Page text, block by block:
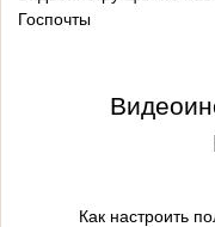
Госпочты
Как настроить